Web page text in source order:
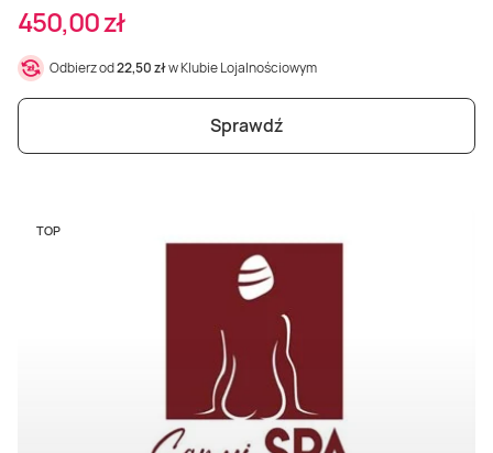
450,00 zł
Odbierz od22,50 złw Klubie Lojalnościowym
Sprawdź
TOP